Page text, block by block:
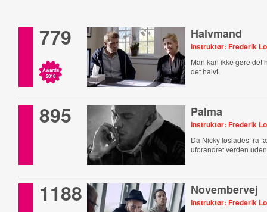
779
Awards
2018
Halvmand
Instruktør: Frederik
Man kan ikke gøre det
det halvt.
895 Palma
Instruktør: Frederik
Da Nicky løslades fra
uforandret verden
1188 Novembervej
Instruktør: Frederik